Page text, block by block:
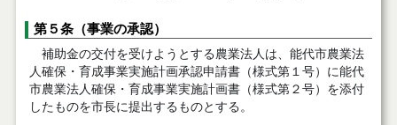
第５条（事業の承認）
補助金の交付を受けようとする農業法人は、能代市農業法
人確保・育成事業実施計画承認申請書（様式第１号）に能代
市農業法人確保・育成事業実施計画書（様式第２号）を添付
したものを市長に提出するものとする。